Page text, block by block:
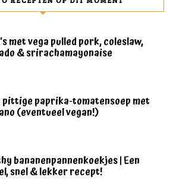
met vega pulled pork, coleslaw,
& srirachamayonaise
paprika-tomatensoep met
(eventueel vegan!)
bananenpannenkoekjes | Een
snel & lekker recept!